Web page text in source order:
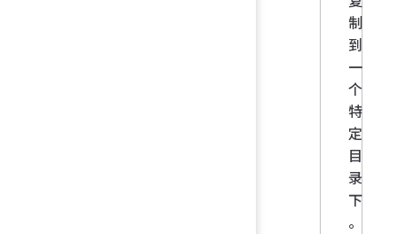
制
到
一
个
特
定
目
录
下
。